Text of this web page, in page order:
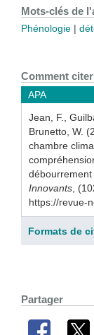
Mots-clés de
Phénologie
Comment citer
APA
Jean, F.,
Brunetto, W.
chambre
Innovants,
https://revue-
Formats de
Partager